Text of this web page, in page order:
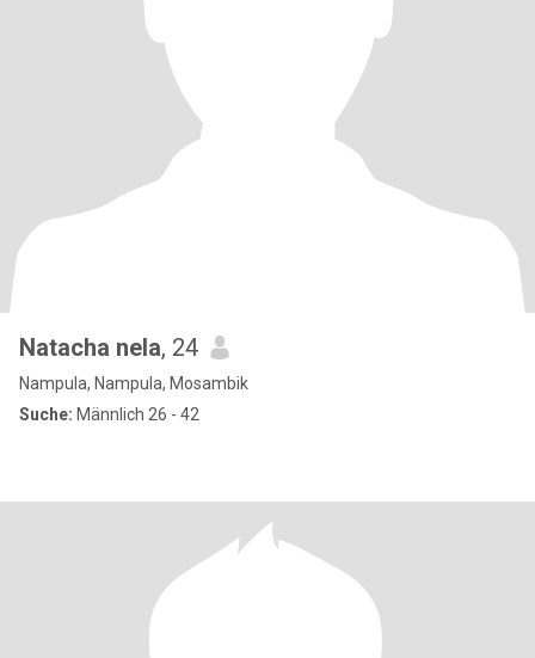
Natacha nela, 24
Nampula, Nampula, Mosambik
Suche: Männlich 26 - 42